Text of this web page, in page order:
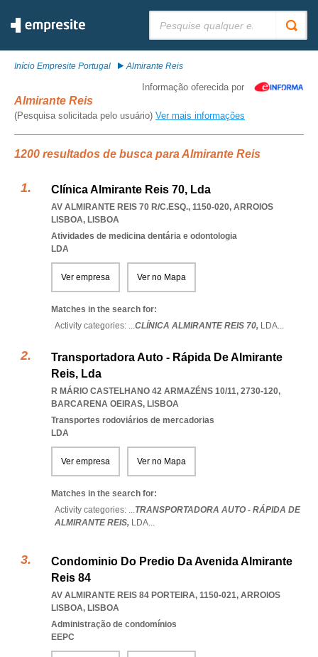
Início Empresite Portugal Almirante Reis
Informação oferecida por
Almirante Reis
(Pesquisa solicitada pelo usuário) Ver mais informações
1200 resultados de busca para Almirante Reis
Clínica Almirante Reis 70, Lda
AV ALMIRANTE REIS 70 R/C.ESQ., 1150-020, ARROIOS
LISBOA, LISBOA
Atividades de medicina dentária e odontologia
LDA
Ver empresa Ver no Mapa
Matches in the search for:
Activity categories: ...CLÍNICA ALMIRANTE REIS 70, LDA...
Transportadora Auto - Rápida De Almirante
Reis, Lda
R MÁRIO CASTELHANO 42 ARMAZÉNS 10/11, 2730-120,
BARCARENA OEIRAS, LISBOA
Transportes rodoviários de mercadorias
LDA
Ver empresa Ver no Mapa
Matches in the search for:
Activity categories: ...TRANSPORTADORA AUTO - RÁPIDA DE
ALMIRANTE REIS, LDA...
Condominio Do Predio Da Avenida Almirante
Reis 84
AV ALMIRANTE REIS 84 PORTEIRA, 1150-021, ARROIOS
LISBOA, LISBOA
Administração de condomínios
EEPC